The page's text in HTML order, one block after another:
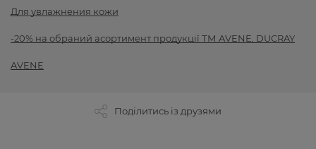
Для увлажнения кожи
-20% на обраний асортимент продукції ТМ AVENE, DUCRAY
AVENE
Поділитись із друзями